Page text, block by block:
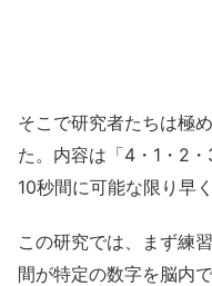
そこで研究者たちは極
た。内容は「4・1・2
10秒間に可能な限り早
この研究では、まず練
間が特定の数字を脳内